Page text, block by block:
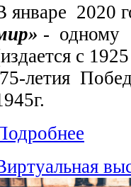
январе 2020
- одному
с
75-летия